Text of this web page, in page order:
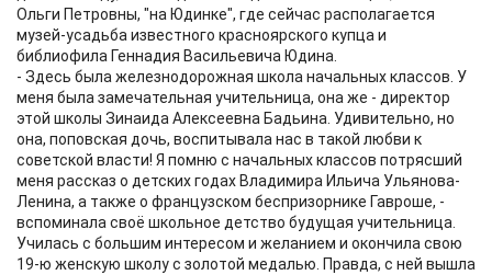
Ольги Петровны, "на Юдинке", где сейчас располагается
музей-усадьба известного красноярского купца и
библиофила Геннадия Васильевича Юдина.
- Здесь была железнодорожная школа начальных классов. У
меня была замечательная учительница, она же - директор
этой школы Зинаида Алексеевна Бадьина. Удивительно, но
она, поповская дочь, воспитывала нас в такой любви к
советской власти! Я помню с начальных классов потрясший
меня рассказ о детских годах Владимира Ильича Ульянова-
Ленина, а также о французском беспризорнике Гавроше, -
вспоминала своё школьное детство будущая учительница.
Училась с большим интересом и желанием и окончила свою
19-ю женскую школу с золотой медалью. Правда, с ней вышла